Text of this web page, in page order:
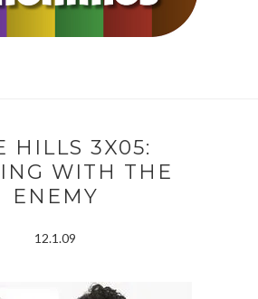
HILLS 3X05:
WITH THE
ENEMY
12.1.09